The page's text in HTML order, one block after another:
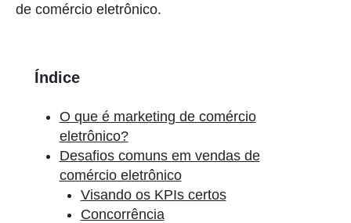
de comércio eletrônico.
Índice
O que é marketing de comércio
eletrônico?
Desafios comuns em vendas de
comércio eletrônico
Visando os KPIs certos
Concorrência